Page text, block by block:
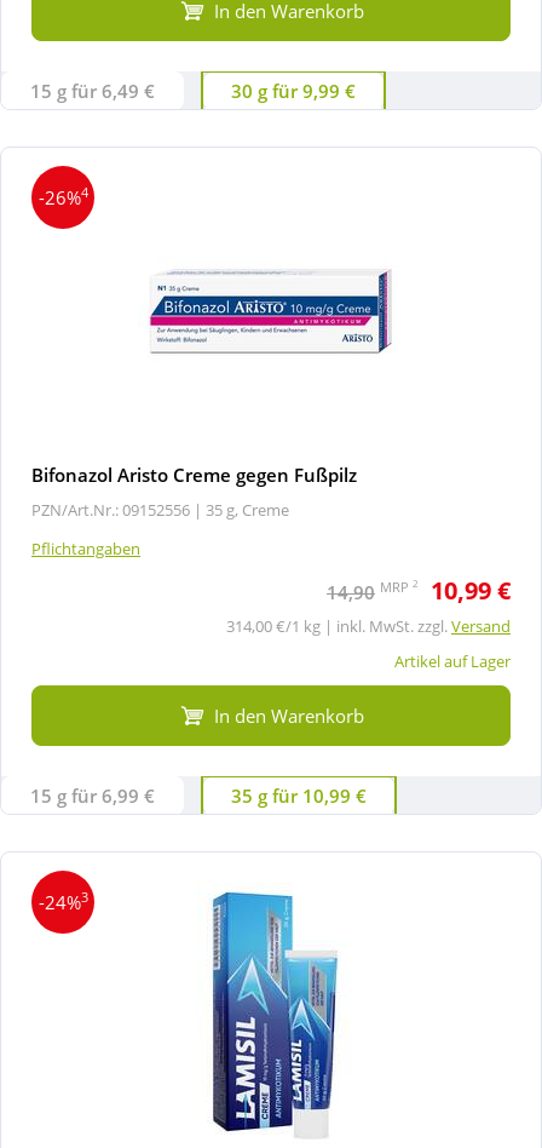
In den Warenkorb
15 g für 6,49 € 30 g für 9,99 €
-26%4
Bifonazol Aristo Creme gegen Fußpilz
PZN/Art.Nr.: 09152556 | 35 g, Creme
Pflichtangaben
14,90 MRP 2 10,99 €
314,00 €/1 kg | inkl. MwSt. zzgl.Versand
Artikel auf Lager
In den Warenkorb
15 g für 6,99 € 35 g für 10,99 €
-24%3